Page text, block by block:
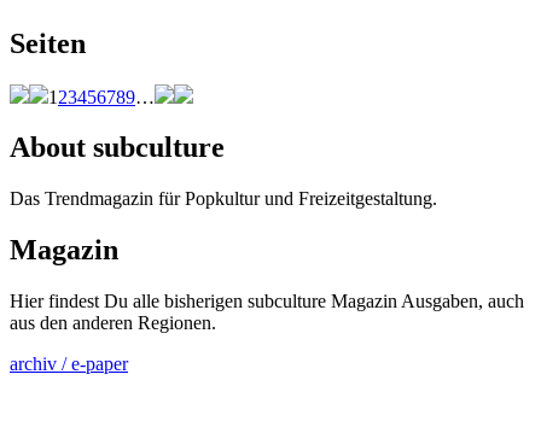
Seiten
1 23456789…
About subculture
Das Trendmagazin für Popkultur und Freizeitgestaltung.
Magazin
Hier findest Du alle bisherigen subculture Magazin Ausgaben, auch
aus den anderen Regionen.
archiv / e-paper